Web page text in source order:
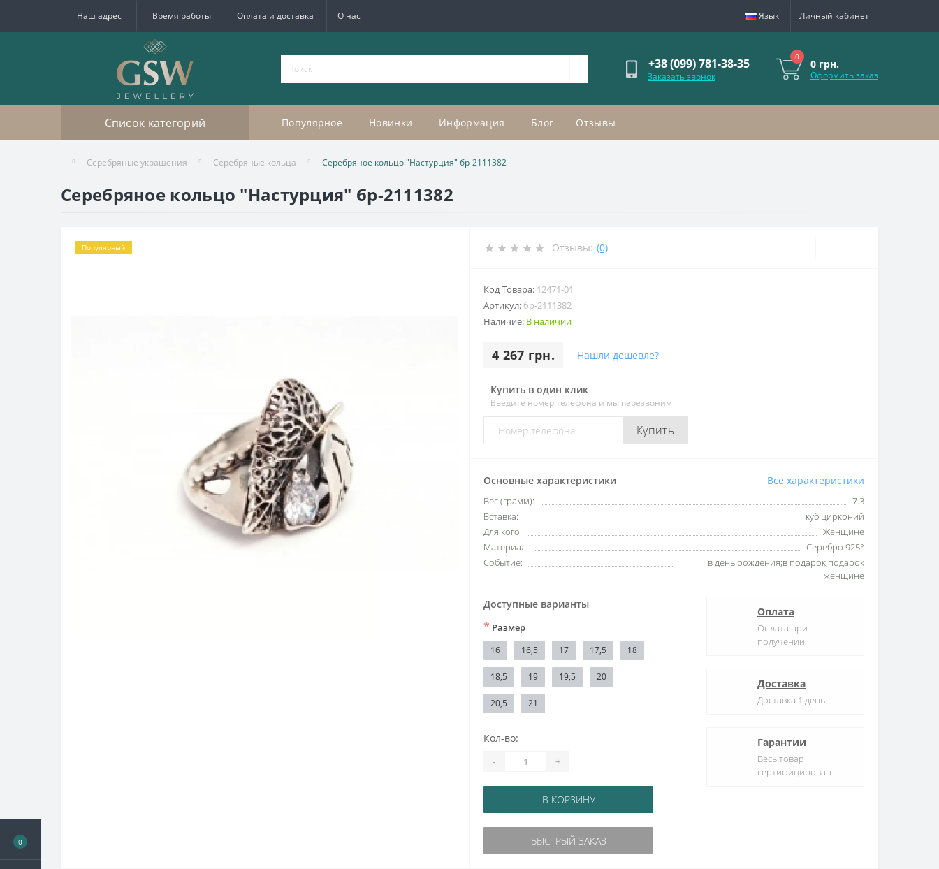
0
Наш адрес Время работы Оплата и доставка О нас Язык Личный кабинет
+38 (099) 781-38-35
Заказать звонок
0
0 грн.
Оформить заказ
Список категорий Популярное Новинки Информация Блог Отзывы
Серебряные украшения Серебряные кольца Серебряное кольцо "Настурция" бр-2111382
Серебряное кольцо "Настурция" бр-2111382
Популярный Отзывы: (0)
Код Товара: 12471-01
Артикул: бр-2111382
Наличие: В наличии
4 267 грн. Нашли дешевле?
Купить в один клик
Введите номер телефона и мы перезвоним
Купить
Основные характеристики Все характеристики
Вес (грамм):
7.3
Вставка:
куб цирконий
Для кого:
Женщине
Материал:
Серебро 925°
Событие:
в день рождения;в подарок;подарок
женщине
Доступные варианты
* Размер
16 16,5 17 17,5 18
18,5 19 19,5 20
20,5 21
Кол-во:
- +
В КОРЗИНУ
БЫСТРЫЙ ЗАКАЗ
Оплата
Оплата при
получении
Доставка
Доставка 1 день
Гарантии
Весь товар
сертифицирован